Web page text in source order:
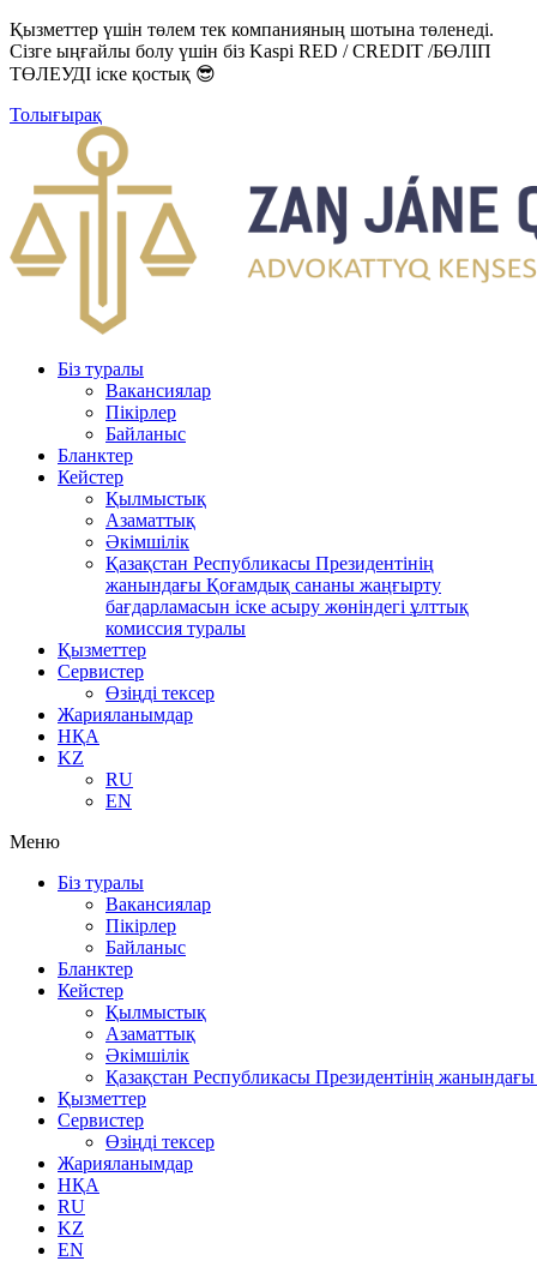
Қызметтер үшін төлем тек компанияның шотына төленеді.
Сізге ыңғайлы болу үшін біз Kaspi RED / CREDIT /БӨЛІП
ТӨЛЕУДІ іске қостық 😎
Толығырақ
Біз туралы
Вакансиялар
Пікірлер
Байланыс
Бланктер
Кейстер
Қылмыстық
Азаматтық
Әкімшілік
Қазақстан Республикасы Президентінің
жанындағы Қоғамдық сананы жаңғырту
бағдарламасын іске асыру жөніндегі ұлттық
комиссия туралы
Қызметтер
Сервистер
Өзіңді тексер
Жарияланымдар
НҚА
KZ
RU
EN
Меню
Біз туралы
Вакансиялар
Пікірлер
Байланыс
Бланктер
Кейстер
Қылмыстық
Азаматтық
Әкімшілік
Қазақстан Республикасы Президентінің
Қызметтер
Сервистер
Өзіңді тексер
Жарияланымдар
НҚА
RU
KZ
EN